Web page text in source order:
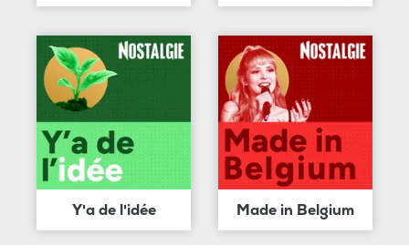
Y'a de l'idée Made in Belgium